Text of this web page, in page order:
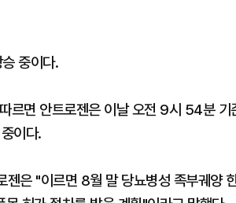
중이다.
르면 안트로젠은 이날 오전 9시 54분
이다.
은 "이르면 8월 말 당뇨병성 족부궤양